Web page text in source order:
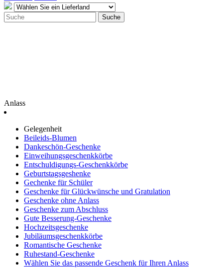
Suche
Anlass
Gelegenheit
Beileids-Blumen
Dankeschön-Geschenke
Einweihungsgeschenkkörbe
Entschuldigungs-Geschenkkörbe
Geburtstagsgeshenke
Gechenke für Schüler
Geschenke für Glückwünsche und Gratulation
Geschenke ohne Anlass
Geschenke zum Abschluss
Gute Besserung-Geschenke
Hochzeitsgeschenke
Jubiläumsgeschenkkörbe
Romantische Geschenke
Ruhestand-Geschenke
Wählen Sie das passende Geschenk für Ihren Anlass